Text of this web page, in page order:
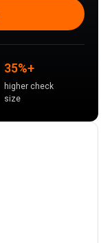
35%+
higher check
size